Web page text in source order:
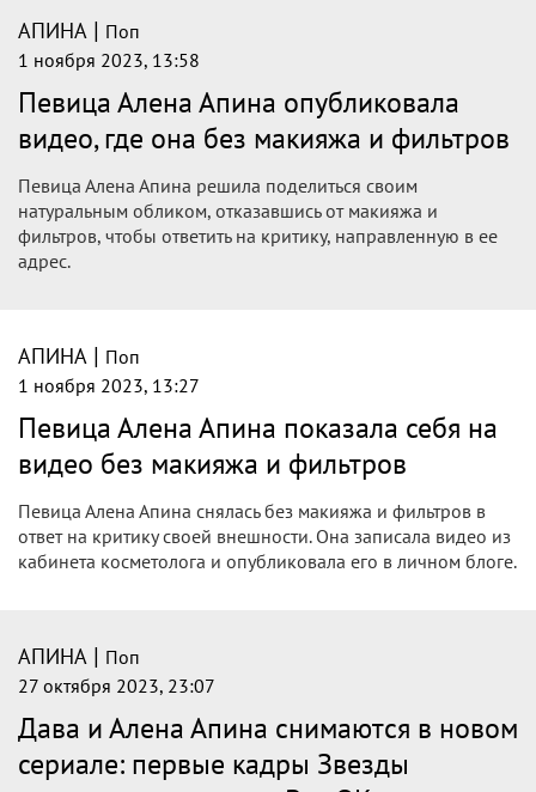
АПИНА | Поп
1 ноября 2023, 13:58
Певица Алена Апина опубликовала
видео, где она без макияжа и фильтров
Певица Алена Апина решила поделиться своим
натуральным обликом, отказавшись от макияжа и
фильтров, чтобы ответить на критику, направленную в ее
адрес.
АПИНА | Поп
1 ноября 2023, 13:27
Певица Алена Апина показала себя на
видео без макияжа и фильтров
Певица Алена Апина снялась без макияжа и фильтров в
ответ на критику своей внешности. Она записала видео из
кабинета косметолога и опубликовала его в личном блоге.
АПИНА | Поп
27 октября 2023, 23:07
Дава и Алена Апина снимаются в новом
сериале: первые кадры Звезды